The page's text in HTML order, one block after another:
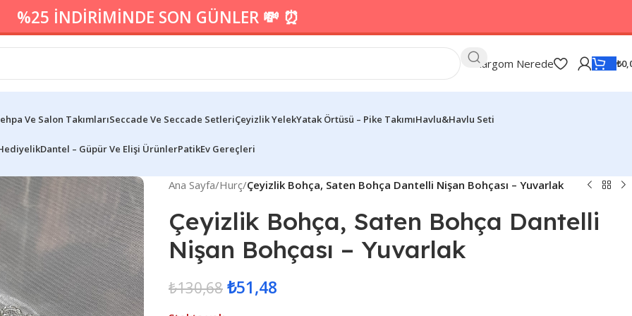
%25 İNDİRİMİNDE SON GÜNLER 💸 ⏰
Kargom Nerede ₺
Ve Salon TakımlarıSeccade Ve Seccade SetleriÇeyizlik YelekYatak Örtüsü – Pike TakımıHavlu&Havlu Seti
Dantel – Güpür Ve Elişi ÜrünlerPatikEv Gereçleri
Ana Sayfa/Hurç/Çeyizlik Bohça, Saten Bohça Dantelli Nişan Bohçası – Yuvarlak
Çeyizlik Bohça, Saten Bohça Dantelli
Nişan Bohçası – Yuvarlak
₺130,68 ₺51,48